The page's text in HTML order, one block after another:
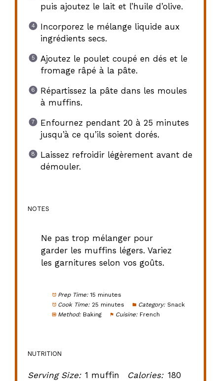
puis ajoutez le lait et l’huile d’olive.
Incorporez le mélange liquide aux
ingrédients secs.
Ajoutez le poulet coupé en dés et le
fromage râpé à la pâte.
Répartissez la pâte dans les moules
à muffins.
Enfournez pendant 20 à 25 minutes
jusqu’à ce qu’ils soient dorés.
Laissez refroidir légèrement avant de
démouler.
NOTES
Ne pas trop mélanger pour
garder les muffins légers. Variez
les garnitures selon vos goûts.
Prep Time: 15 minutes
Cook Time: 25 minutes Category: Snack
Method: Baking Cuisine: French
NUTRITION
Serving Size: 1 muffin Calories: 180